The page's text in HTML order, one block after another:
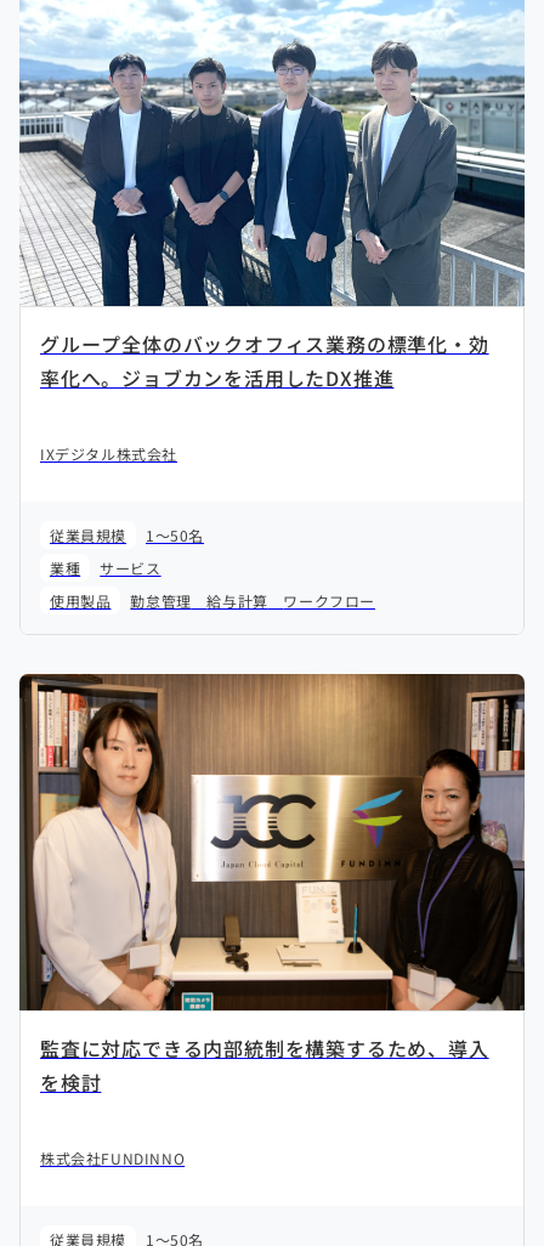
グループ全体のバックオフィス業務の標準化・効
率化へ。ジョブカンを活用したDX推進
IXデジタル株式会社
従業員規模
1～50名
業種
サービス
使用製品
勤怠管理 給与計算 ワークフロー
監査に対応できる内部統制を構築するため、導入
を検討
株式会社FUNDINNO
従業員規模
1～50名